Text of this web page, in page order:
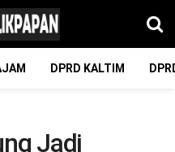
DPRD KALTIM
Jadi